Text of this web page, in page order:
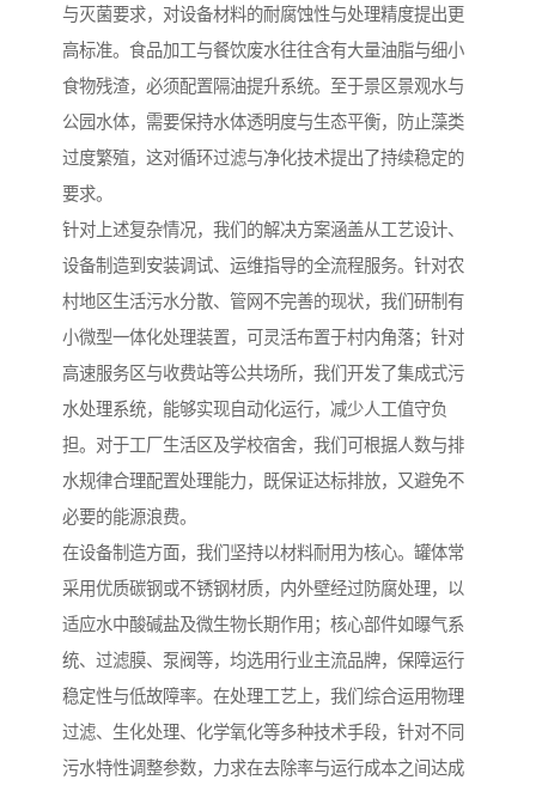
与灭菌要求，对设备材料的耐腐蚀性与处理精度提出更
高标准。食品加工与餐饮废水往往含有大量油脂与细小
食物残渣，必须配置隔油提升系统。至于景区景观水与
公园水体，需要保持水体透明度与生态平衡，防止藻类
过度繁殖，这对循环过滤与净化技术提出了持续稳定的
要求。
针对上述复杂情况，我们的解决方案涵盖从工艺设计、
设备制造到安装调试、运维指导的全流程服务。针对农
村地区生活污水分散、管网不完善的现状，我们研制有
小微型一体化处理装置，可灵活布置于村内角落；针对
高速服务区与收费站等公共场所，我们开发了集成式污
水处理系统，能够实现自动化运行，减少人工值守负
担。对于工厂生活区及学校宿舍，我们可根据人数与排
水规律合理配置处理能力，既保证达标排放，又避免不
必要的能源浪费。
在设备制造方面，我们坚持以材料耐用为核心。罐体常
采用优质碳钢或不锈钢材质，内外壁经过防腐处理，以
适应水中酸碱盐及微生物长期作用；核心部件如曝气系
统、过滤膜、泵阀等，均选用行业主流品牌，保障运行
稳定性与低故障率。在处理工艺上，我们综合运用物理
过滤、生化处理、化学氧化等多种技术手段，针对不同
污水特性调整参数，力求在去除率与运行成本之间达成